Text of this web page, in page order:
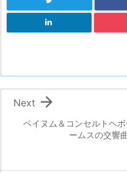
ベイヌム＆コンセルトヘ
ームスの交響

Next